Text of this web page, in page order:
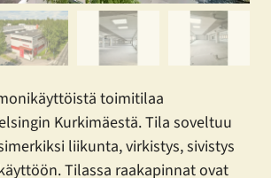
toimitilaa
Kurkimäestä. Tila soveltuu
liikunta, virkistys, sivistys
Tilassa raakapinnat ovat